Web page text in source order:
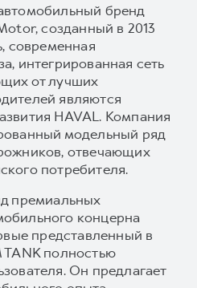
бренд
созданный в 2013
современная
интегрированная сеть
от лучших
являются
HAVAL. Компания
модельный ряд
отвечающих
потребителя.
премиальных
концерна
представленный в
TANK полностью
Он предлагает